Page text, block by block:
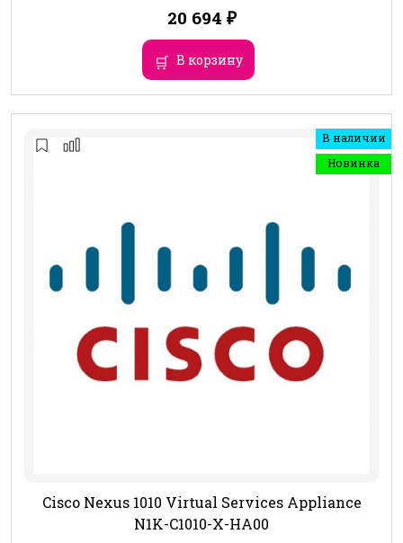
20 694 ₽
В корзину
В наличии
Новинка
Cisco Nexus 1010 Virtual Services Appliance
N1K-C1010-X-HA00